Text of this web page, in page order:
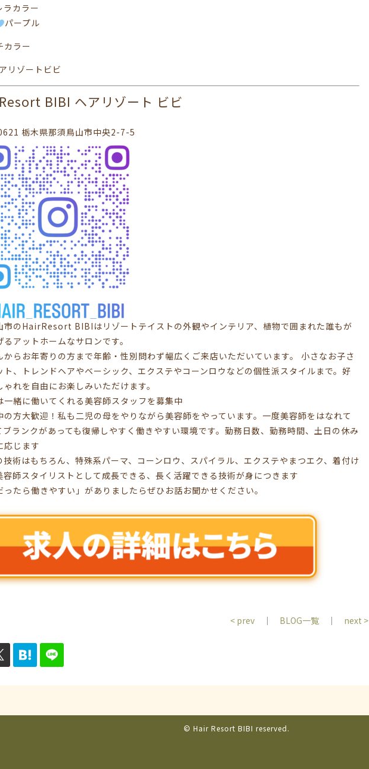
ラカラー
パープル
カラー
リゾートビビ
BIBI ヘアリゾート ビビ
栃木県那須鳥山市中央2-7-5
市のHairResort BIBIはリゾートテイストの外観やインテリア、植物で囲まれた誰もが
るアットホームなサロンです。
からお年寄りの方まで年齢・性別問わず幅広くご来店いただいています。 小さなお子さ
ト、トレンドヘアやベーシック、エクステやコーンロウなどの個性派スタイルまで。好
ゃれを自由にお楽しみいただけます。
一緒に働いてくれる美容師スタッフを募集中
の方大歓迎！私も二児の母をやりながら美容師をやっています。一度美容師をはなれて
ブランクがあっても復帰しやすく働きやすい環境です。勤務日数、勤務時間、土日の休み
応じます
技術はもちろん、特殊系パーマ、コーンロウ、スパイラル、エクステやまつエク、着付け
容師スタイリストとして成長できる、長く活躍できる技術が身につきます
ったら働きやすい」がありましたらぜひお話お聞かせください。
< prev ｜ BLOG一覧 ｜ next >
© Hair Resort BIBI reserved.